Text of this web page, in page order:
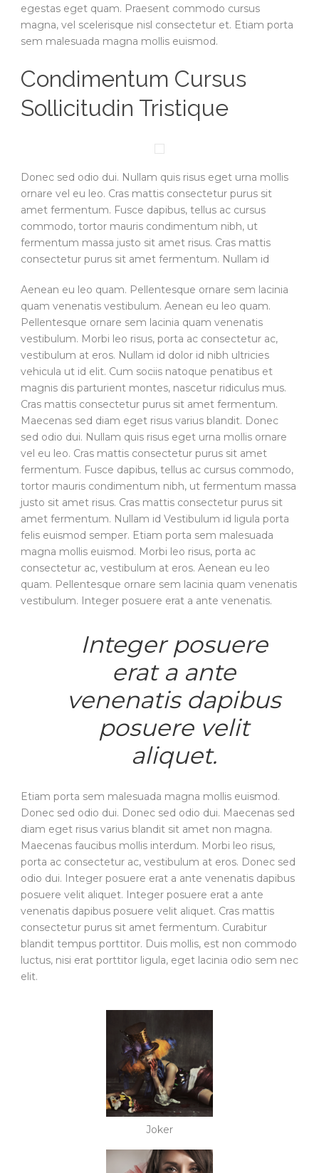
egestas eget quam. Praesent commodo cursus
magna, vel scelerisque nisl consectetur et. Etiam porta
sem malesuada magna mollis euismod.
Condimentum Cursus
Sollicitudin Tristique
Donec sed odio dui. Nullam quis risus eget urna mollis
ornare vel eu leo. Cras mattis consectetur purus sit
amet fermentum. Fusce dapibus, tellus ac cursus
commodo, tortor mauris condimentum nibh, ut
fermentum massa justo sit amet risus. Cras mattis
consectetur purus sit amet fermentum. Nullam id
Aenean eu leo quam. Pellentesque ornare sem lacinia
quam venenatis vestibulum. Aenean eu leo quam.
Pellentesque ornare sem lacinia quam venenatis
vestibulum. Morbi leo risus, porta ac consectetur ac,
vestibulum at eros. Nullam id dolor id nibh ultricies
vehicula ut id elit. Cum sociis natoque penatibus et
magnis dis parturient montes, nascetur ridiculus mus.
Cras mattis consectetur purus sit amet fermentum.
Maecenas sed diam eget risus varius blandit. Donec
sed odio dui. Nullam quis risus eget urna mollis ornare
vel eu leo. Cras mattis consectetur purus sit amet
fermentum. Fusce dapibus, tellus ac cursus commodo,
tortor mauris condimentum nibh, ut fermentum massa
justo sit amet risus. Cras mattis consectetur purus sit
amet fermentum. Nullam id Vestibulum id ligula porta
felis euismod semper. Etiam porta sem malesuada
magna mollis euismod. Morbi leo risus, porta ac
consectetur ac, vestibulum at eros. Aenean eu leo
quam. Pellentesque ornare sem lacinia quam venenatis
vestibulum. Integer posuere erat a ante venenatis.
Integer posuere
erat a ante
venenatis dapibus
posuere velit
aliquet.
Etiam porta sem malesuada magna mollis euismod.
Donec sed odio dui. Donec sed odio dui. Maecenas sed
diam eget risus varius blandit sit amet non magna.
Maecenas faucibus mollis interdum. Morbi leo risus,
porta ac consectetur ac, vestibulum at eros. Donec sed
odio dui. Integer posuere erat a ante venenatis dapibus
posuere velit aliquet. Integer posuere erat a ante
venenatis dapibus posuere velit aliquet. Cras mattis
consectetur purus sit amet fermentum. Curabitur
blandit tempus porttitor. Duis mollis, est non commodo
luctus, nisi erat porttitor ligula, eget lacinia odio sem nec
elit.
Joker